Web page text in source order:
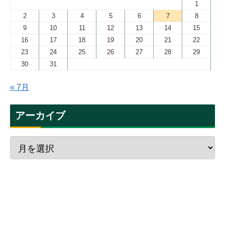
1
2
3 4 5 6 7
8
9
10 11 12 13 14
15
16
17 18 19 20 21
22
23
24 25 26 27 28
29
30
31
« 7月
アーカイブ